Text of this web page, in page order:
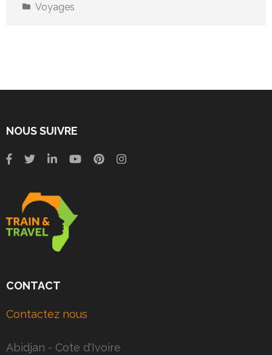
Voyages
NOUS SUIVRE
CONTACT
Contactez nous
Abidjan - Cote d'Ivoire